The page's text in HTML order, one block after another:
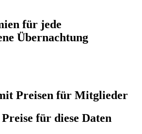
für jede
Übernachtung
Preisen für Mitglieder
für diese Daten